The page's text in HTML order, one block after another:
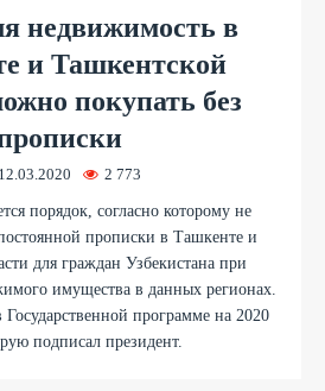
недвижимость в
и Ташкентской
покупать без
12.03.2020 2 773
порядок, согласно которому не
прописки в Ташкенте и
для граждан Узбекистана при
имущества в данных регионах.
программе на 2020
подписал президент.